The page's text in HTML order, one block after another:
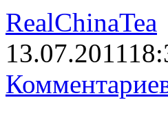
RealChinaTea
13.07.2011